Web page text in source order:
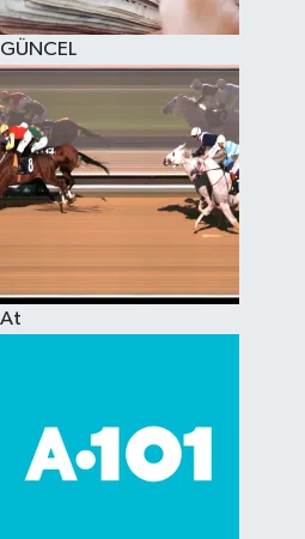
GÜNCEL
At